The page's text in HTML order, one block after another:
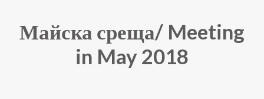
Майска среща/ Meeting
in May 2018